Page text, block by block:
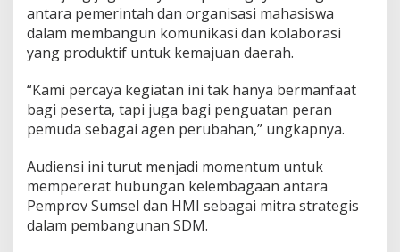
antara pemerintah dan organisasi mahasiswa
dalam membangun komunikasi dan kolaborasi
yang produktif untuk kemajuan daerah.
“Kami percaya kegiatan ini tak hanya bermanfaat
bagi peserta, tapi juga bagi penguatan peran
pemuda sebagai agen perubahan,” ungkapnya.
Audiensi ini turut menjadi momentum untuk
mempererat hubungan kelembagaan antara
Pemprov Sumsel dan HMI sebagai mitra strategis
dalam pembangunan SDM.